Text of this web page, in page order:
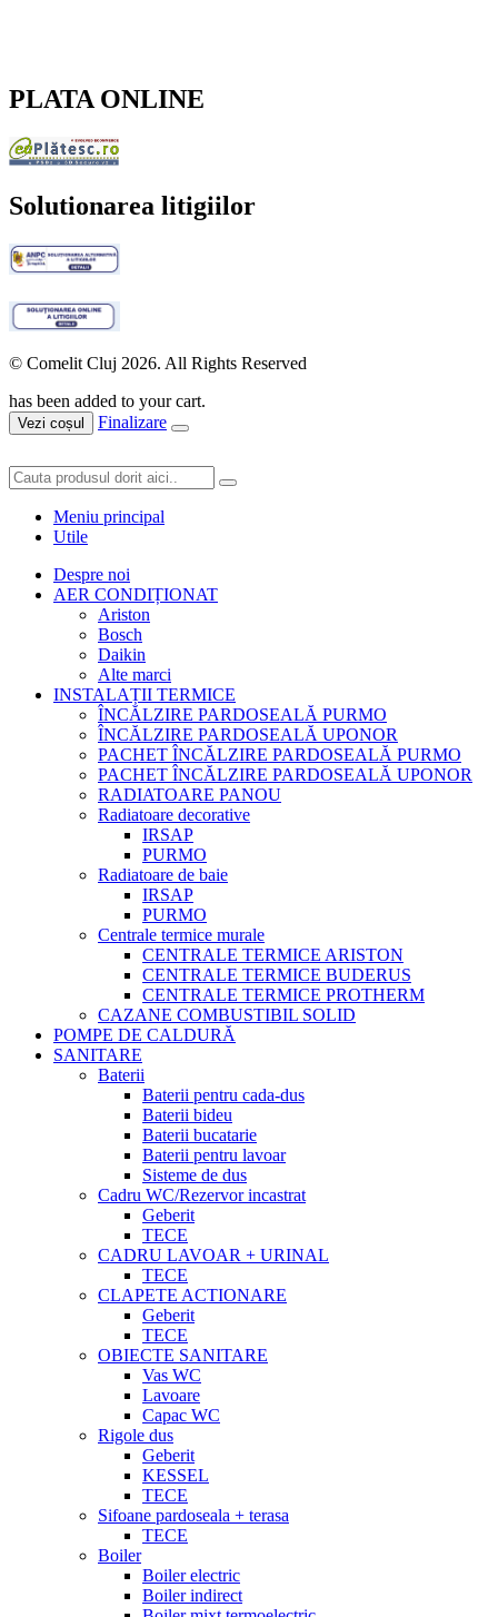
PLATA ONLINE
Solutionarea litigiilor
© Comelit Cluj 2026. All Rights Reserved
has been added to your cart.
Vezi coșul Finalizare
Meniu principal
Utile
Despre noi
AER CONDIȚIONAT
Ariston
Bosch
Daikin
Alte marci
INSTALAȚII TERMICE
ÎNCĂLZIRE PARDOSEALĂ PURMO
ÎNCĂLZIRE PARDOSEALĂ UPONOR
PACHET ÎNCĂLZIRE PARDOSEALĂ PURMO
PACHET ÎNCĂLZIRE PARDOSEALĂ UPONOR
RADIATOARE PANOU
Radiatoare decorative
IRSAP
PURMO
Radiatoare de baie
IRSAP
PURMO
Centrale termice murale
CENTRALE TERMICE ARISTON
CENTRALE TERMICE BUDERUS
CENTRALE TERMICE PROTHERM
CAZANE COMBUSTIBIL SOLID
POMPE DE CALDURĂ
SANITARE
Baterii
Baterii pentru cada-dus
Baterii bideu
Baterii bucatarie
Baterii pentru lavoar
Sisteme de dus
Cadru WC/Rezervor incastrat
Geberit
TECE
CADRU LAVOAR + URINAL
TECE
CLAPETE ACTIONARE
Geberit
TECE
OBIECTE SANITARE
Vas WC
Lavoare
Capac WC
Rigole dus
Geberit
KESSEL
TECE
Sifoane pardoseala + terasa
TECE
Boiler
Boiler electric
Boiler indirect